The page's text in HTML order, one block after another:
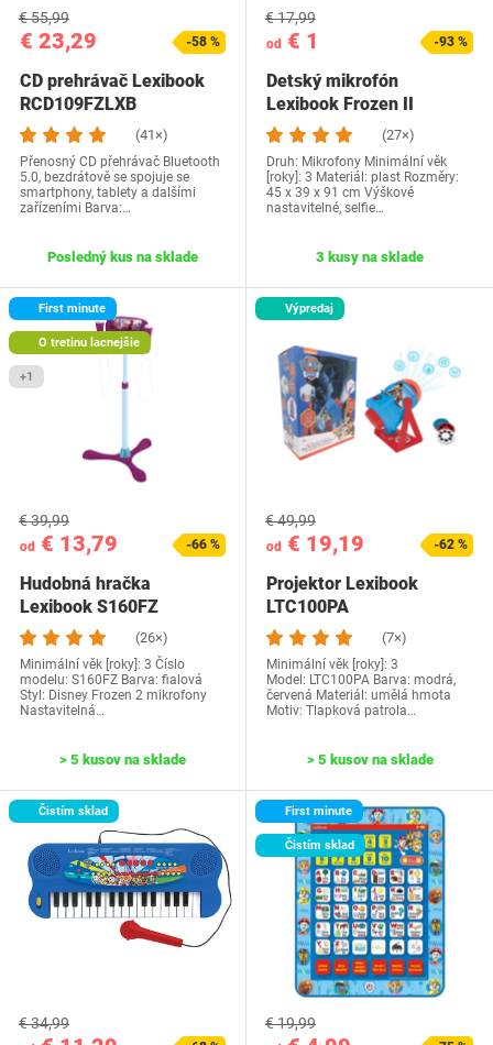
€ 23,29
€ 55,99
-58 %
CD prehrávač Lexibook
RCD109FZLXB
(41×)
Přenosný CD přehrávač Bluetooth
5.0, bezdrátově se spojuje se
smartphony, tablety a dalšími
zařízeními Barva:…
Posledný kus na sklade
od € 1
€ 17,99
-93 %
Detský mikrofón
Lexibook Frozen II
(27×)
Druh: Mikrofony Minimální věk
[roky]: 3 Materiál: plast Rozměry:
45 x 39 x 91 cm Výškové
nastavitelné, selfie…
3 kusy na sklade
First minute
O tretinu lacnejšie
+1
od € 13,79
€ 39,99
-66 %
Hudobná hračka
Lexibook S160FZ
(26×)
Minimální věk [roky]: 3 Číslo
modelu‎: S160FZ Barva: fialová
Styl: Disney Frozen 2 mikrofony
Nastavitelná…
> 5 kusov na sklade
Výpredaj
od € 19,19
€ 49,99
-62 %
Projektor Lexibook
LTC100PA
(7×)
Minimální věk [roky]: 3
Model: ‎LTC100PA Barva: modrá,
červená Materiál: umělá hmota
Motiv: Tlapková patrola…
> 5 kusov na sklade
Čistím sklad
€ 34,99
First minute
Čistím sklad
€ 19,99